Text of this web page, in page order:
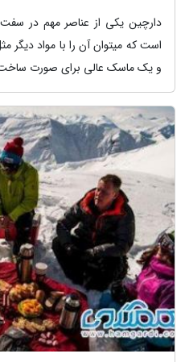
دارچین یکی از عناصر مهم در
است که میتوان آن را با مواد دیگر
و یک ماسک عالی برای صورت